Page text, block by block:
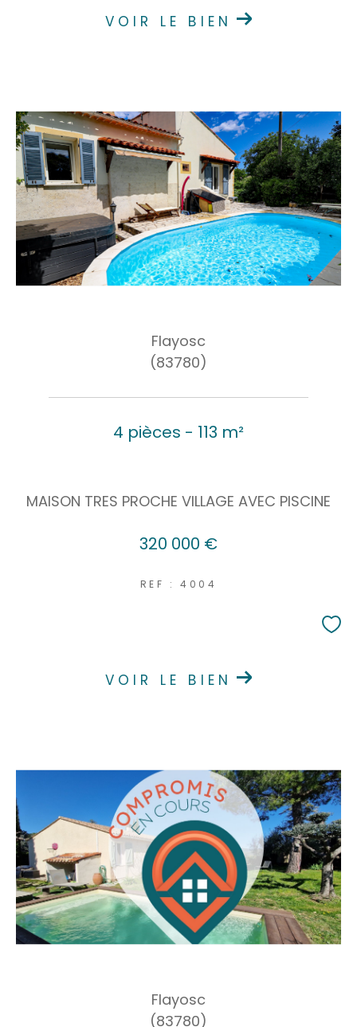
VOIR LE BIEN
Flayosc
(83780)
4 pièces - 113 m²
MAISON TRES PROCHE VILLAGE AVEC PISCINE
320 000 €
REF : 4004
VOIR LE BIEN
Flayosc
(83780)